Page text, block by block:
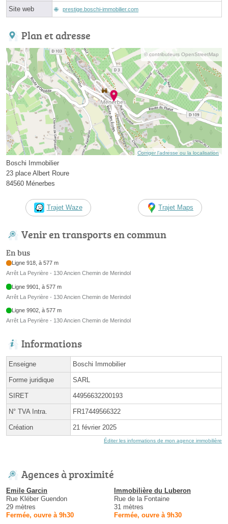
Site web prestige.boschi-immobilier.com
Plan et adresse
© contributeurs OpenStreetMap
Corriger l’adresse ou la localisation
Boschi Immobilier
23 place Albert Roure
84560 Ménerbes
Trajet Waze Trajet Maps
Venir en transports en commun
En bus
Ligne 918, à 577 m
Arrêt La Peyrière - 130 Ancien Chemin de Merindol
Ligne 9901, à 577 m
Arrêt La Peyrière - 130 Ancien Chemin de Merindol
Ligne 9902, à 577 m
Arrêt La Peyrière - 130 Ancien Chemin de Merindol
Informations
Enseigne Boschi Immobilier
Forme juridique SARL
SIRET 44956632200193
N° TVA Intra. FR17449566322
Création 21 février 2025
Éditer les informations de mon agence immobilière
Agences à proximité
Emile Garcin
Rue Kléber Guendon
29 mètres
Fermée, ouvre à 9h30
Immobilière du Luberon
Rue de la Fontaine
31 mètres
Fermée, ouvre à 9h30